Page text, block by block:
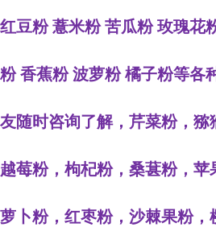
红豆粉 薏米粉 苦瓜粉 玫瑰花
粉 香蕉粉 波萝粉 橘子粉等各
友随时咨询了解，芹菜粉，猕
越莓粉，枸杞粉，桑葚粉，苹
萝卜粉，红枣粉，沙棘果粉，